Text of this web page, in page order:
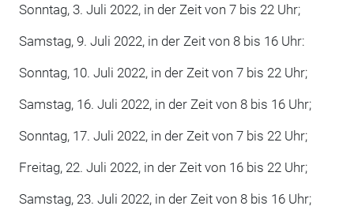
Sonntag, 3. Juli 2022, in der Zeit von 7 bis 22 Uhr;
Samstag, 9. Juli 2022, in der Zeit von 8 bis 16 Uhr:
Sonntag, 10. Juli 2022, in der Zeit von 7 bis 22 Uhr;
Samstag, 16. Juli 2022, in der Zeit von 8 bis 16 Uhr;
Sonntag, 17. Juli 2022, in der Zeit von 7 bis 22 Uhr;
Freitag, 22. Juli 2022, in der Zeit von 16 bis 22 Uhr;
Samstag, 23. Juli 2022, in der Zeit von 8 bis 16 Uhr;